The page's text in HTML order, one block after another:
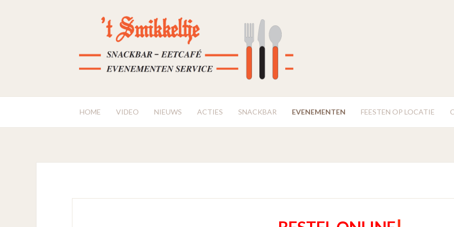
HOME VIDEO NIEUWS ACTIES SNACKBAR EVENEMENTEN FEESTEN OP LOCATIE